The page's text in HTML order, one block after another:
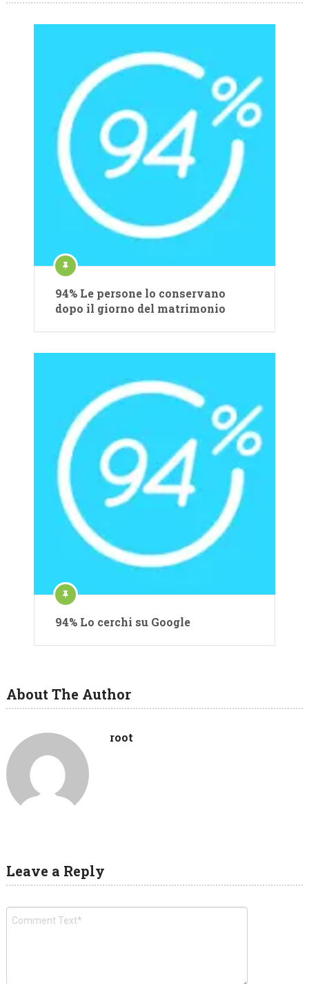
94% Le persone lo conservano
dopo il giorno del matrimonio
94% Lo cerchi su Google
About The Author
root
Leave a Reply